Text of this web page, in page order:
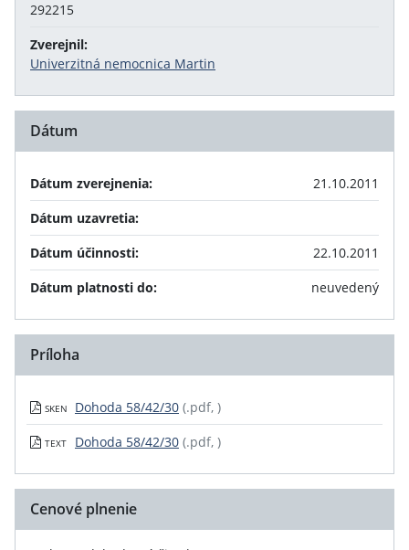
292215
Zverejnil:
Univerzitná nemocnica Martin
Dátum
Dátum zverejnenia:
21.10.2011
Dátum uzavretia:
Dátum účinnosti:
22.10.2011
Dátum platnosti do:
neuvedený
Príloha
SKEN Dohoda 58/42/30 (.pdf, )
TEXT Dohoda 58/42/30 (.pdf, )
Cenové plnenie